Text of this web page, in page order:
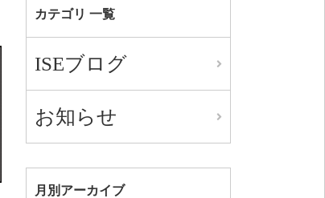
カテゴリ 一覧
ISEブログ
お知らせ
月別アーカイブ